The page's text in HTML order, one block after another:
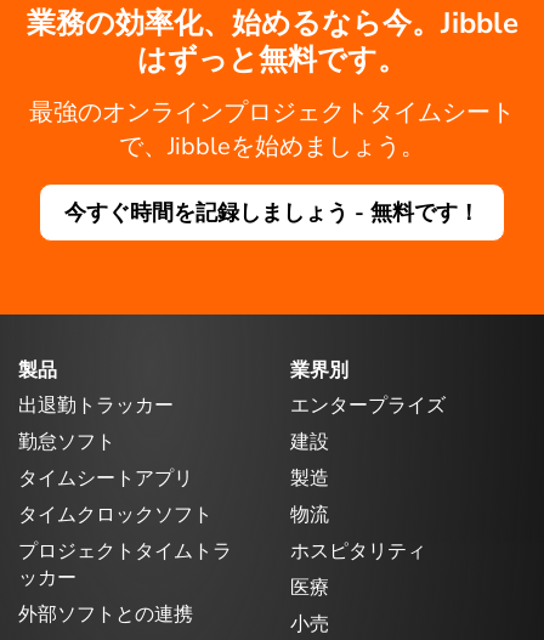
業務の効率化、始めるなら今。Jibble
はずっと無料です。
最強のオンラインプロジェクトタイムシート
で、Jibbleを始めましょう。
今すぐ時間を記録しましょう - 無料です！
製品
出退勤トラッカー
勤怠ソフト
タイムシートアプリ
タイムクロックソフト
プロジェクトタイムトラ
ッカー
外部ソフトとの連携
業界別
エンタープライズ
建設
製造
物流
ホスピタリティ
医療
小売